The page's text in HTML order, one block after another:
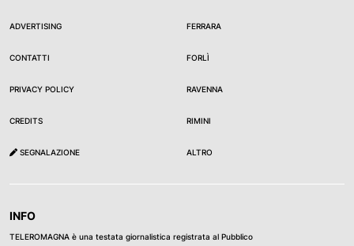
ADVERTISING
CONTATTI
PRIVACY POLICY
CREDITS
SEGNALAZIONE
FERRARA
FORLÌ
RAVENNA
RIMINI
ALTRO
INFO
TELEROMAGNA è una testata giornalistica registrata al Pubblico